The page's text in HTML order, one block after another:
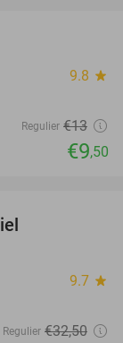
9.8 star
Regulier €13
€9,50
9.7 star
Regulier €32,50